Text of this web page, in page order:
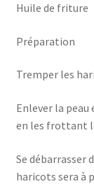
Huile de friture
Préparation
Tremper les
Enlever la peau
en les frottant
Se débarrasser
haricots sera à